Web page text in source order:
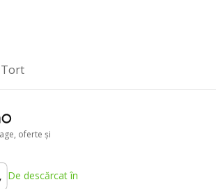
Tort
oferte şi
De descărcat în